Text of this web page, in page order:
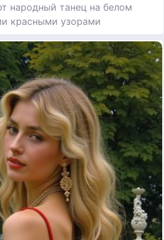
народный танец на белом
красными узорами